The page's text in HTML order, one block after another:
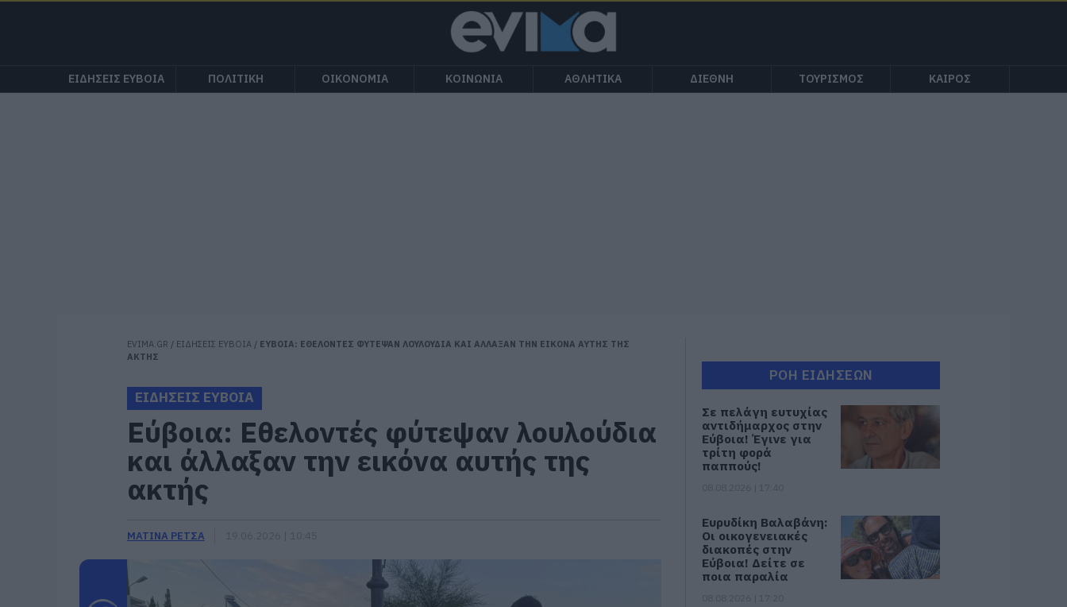
ΕΙΔΗΣΕΙΣ ΕΥΒΟΙΑ ΠΟΛΙΤΙΚΗ ΟΙΚΟΝΟΜΙΑ ΚΟΙΝΩΝΙΑ ΑΘΛΗΤΙΚΑ ΔΙΕΘΝΗ ΤΟΥΡΙΣΜΟΣ ΚΑΙΡΟΣ
EVIMA.GR / ΕΙΔΗΣΕΙΣ ΕΥΒΟΙΑ / ΕΥΒΟΙΑ: ΕΘΕΛΟΝΤΕΣ ΦΥΤΕΨΑΝ ΛΟΥΛΟΥΔΙΑ ΚΑΙ ΑΛΛΑΞΑΝ ΤΗΝ ΕΙΚΟΝΑ ΑΥΤΗΣ ΤΗΣ
ΑΚΤΗΣ
ΕΙΔΗΣΕΙΣ ΕΥΒΟΙΑ
Εύβοια: Εθελοντές φύτεψαν λουλούδια
και άλλαξαν την εικόνα αυτής της
ακτής
ΜΑΤΙΝΑ ΡΕΤΣΑ
ΡΟΗ ΕΙΔΗΣΕΩΝ
Σε πελάγη ευτυχίας
αντιδήμαρχος στην
Εύβοια! Έγινε για
τρίτη φορά
παππούς!
Ευρυδίκη Βαλαβάνη:
Οι οικογενειακές
διακοπές στην
Εύβοια! Δείτε σε
ποια παραλία